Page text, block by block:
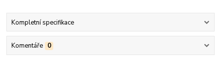
Kompletní specifikace
Komentáře 0